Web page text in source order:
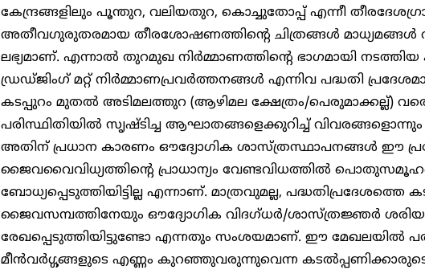
കേന്ദ്രങ്ങളിലും പൂന്തുറ, വലിയതുറ, കൊച്ചുതോപ്പ് എന്നീ
അതീവഗുരുതരമായ തീരശോഷണത്തിന്റെ ചിത്രങ്ങൾ
ലഭ്യമാണ്. എന്നാൽ തുറമുഖ നിർമ്മാണത്തിന്റെ ഭാഗമായി
ഡ്രഡ്ജിംഗ് മറ്റ് നിർമ്മാണപ്രവർത്തനങ്ങൾ എന്നിവ പദ്ധതി
കടപ്പുറം മുതൽ അടിമലത്തുറ (ആഴിമല ക്ഷേത്രം/പെരുമാക്കല്ല്)
പരിസ്ഥിതിയിൽ സൃഷ്ടിച്ച ആഘാതങ്ങളെക്കുറിച്ച് വിവരങ്ങളൊന്നും
അതിന് പ്രധാന കാരണം ഔദ്യോഗിക ശാസ്ത്രസ്ഥാപനങ്ങൾ ഈ
ജൈവവൈവിധ്യത്തിന്റെ പ്രാധാന്യം വേണ്ടവിധത്തിൽ
ബോധ്യപ്പെടുത്തിയിട്ടില്ല എന്നാണ്. മാത്രവുമല്ല,
ജൈവസമ്പത്തിനേയും ഔദ്യോഗിക വിദ​ഗ്ധർ/ശാസ്ത്രജ്ഞർ
രേഖപ്പെടുത്തിയിട്ടുണ്ടോ എന്നതും സംശയമാണ്. ഈ മേഖലയിൽ
മീൻവർഗ്ഗങ്ങളുടെ എണ്ണം കുറഞ്ഞുവരുന്നുവെന്ന